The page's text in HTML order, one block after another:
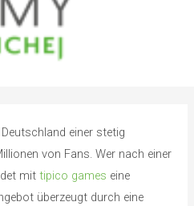
einer stetig
von Fans. Wer nach einer
mittipico games eine
überzeugt durch eine